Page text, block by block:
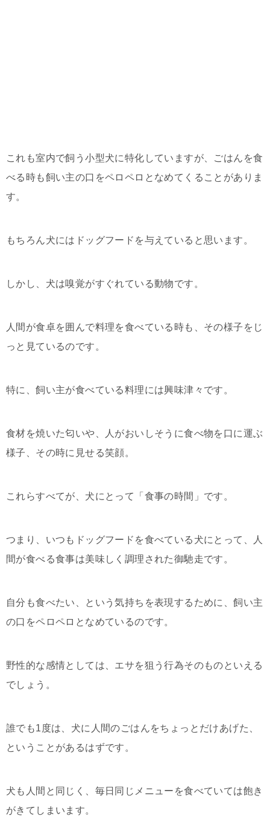
これも室内で飼う小型犬に特化していますが、ごはんを食
べる時も飼い主の口をペロペロとなめてくることがありま
す。
もちろん犬にはドッグフードを与えていると思います。
しかし、犬は嗅覚がすぐれている動物です。
人間が食卓を囲んで料理を食べている時も、その様子をじ
っと見ているのです。
特に、飼い主が食べている料理には興味津々です。
食材を焼いた匂いや、人がおいしそうに食べ物を口に運ぶ
様子、その時に見せる笑顔。
これらすべてが、犬にとって「食事の時間」です。
つまり、いつもドッグフードを食べている犬にとって、人
間が食べる食事は美味しく調理された御馳走です。
自分も食べたい、という気持ちを表現するために、飼い主
の口をペロペロとなめているのです。
野性的な感情としては、エサを狙う行為そのものといえる
でしょう。
誰でも1度は、犬に人間のごはんをちょっとだけあげた、
ということがあるはずです。
犬も人間と同じく、毎日同じメニューを食べていては飽き
がきてしまいます。